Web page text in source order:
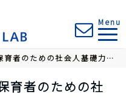
Menu
学校法人滋慶学園様「保育者のための社会人基礎力」研修
育者のための社